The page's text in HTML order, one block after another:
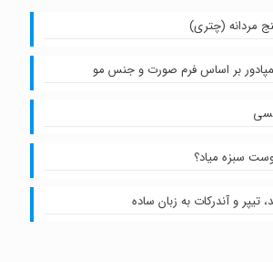
مردانه (چتری)
بر اساس فرم صورت و جنس مو
سبزه میاد؟
و آندرکات به زبان ساده